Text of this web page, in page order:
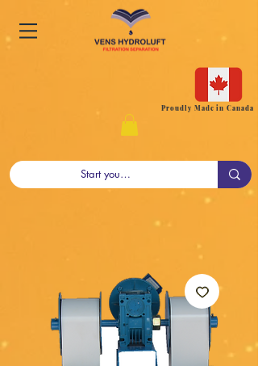
Proudly Made in Canada